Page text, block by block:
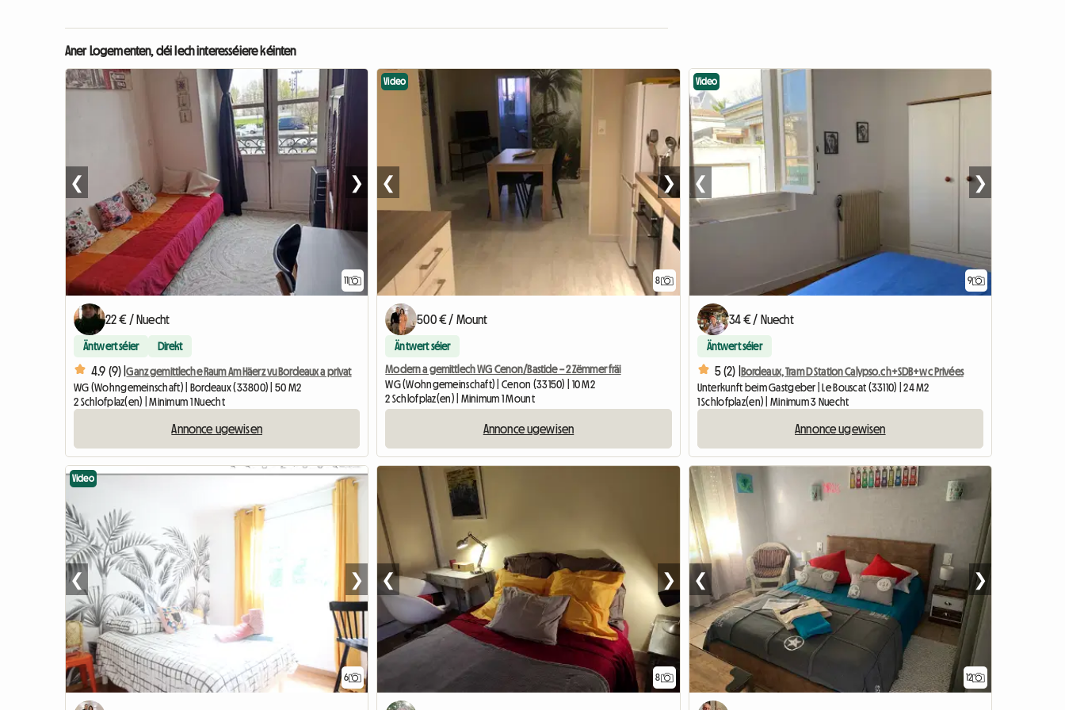
Aner Logementen, déi Iech interesséiere kéinten
11
❮ ❯
22 € / Nuecht
Äntwert séier Direkt
4.9 (9) |Ganz gemittleche Raum Am Häerz vu Bordeaux a privat
WG (Wohngemeinschaft) | Bordeaux (33800) | 50 M2
2 Schlofplaz(en) | Minimum 1 Nuecht
Annonce ugewisen
8
Video
❮ ❯
500 € / Mount
Äntwert séier
Modern a gemittlech WG Cenon/Bastide – 2 Zëmmer fräi
WG (Wohngemeinschaft) | Cenon (33150) | 10 M2
2 Schlofplaz(en) | Minimum 1 Mount
Annonce ugewisen
9
Video
❮ ❯
34 € / Nuecht
Äntwert séier
5 (2) |
Bordeaux, Tram D Station Calypso.ch+SDB+wc Privées
Unterkunft beim Gastgeber | Le Bouscat (33110) | 24 M2
1 Schlofplaz(en) | Minimum 3 Nuecht
Annonce ugewisen
6
Video
❮ ❯
8
❮ ❯
12
❮ ❯